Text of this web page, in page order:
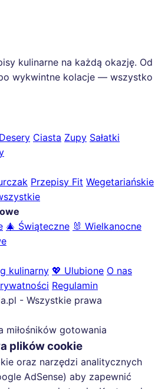
kulinarne na każdą okazję. Od
wykwintne kolacje — wszystko
Desery Ciasta Zupy Sałatki
Przepisy Fit Wegetariańskie
🎄 Świąteczne 🐰 Wielkanocne
kulinarny 💖 Ulubione O nas
Regulamin
- Wszystkie prawa
gotowania
plików cookie
oraz narzędzi analitycznych
AdSense) aby zapewnić